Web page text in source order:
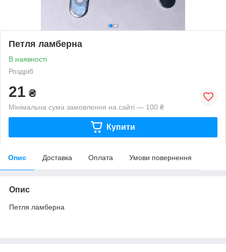
Петля ламберна
В наявності
Роздріб
21 ₴
Мінімальна сума замовлення на сайті — 100 ₴
Купити
Опис Доставка Оплата Умови повернення
Опис
Петля ламберна